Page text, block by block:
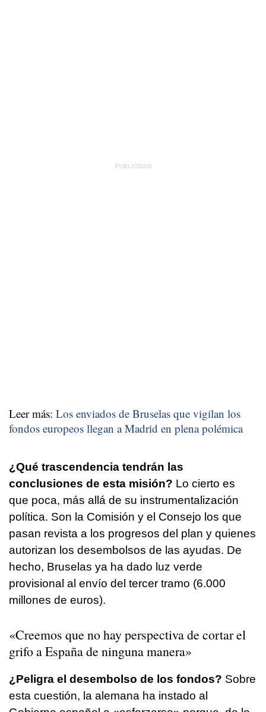
Leer más: Los enviados de Bruselas que vigilan los
fondos europeos llegan a Madrid en plena polémica
¿Qué trascendencia tendrán las
conclusiones de esta misión? Lo cierto es
que poca, más allá de su instrumentalización
política. Son la Comisión y el Consejo los que
pasan revista a los progresos del plan y quienes
autorizan los desembolsos de las ayudas. De
hecho, Bruselas ya ha dado luz verde
provisional al envío del tercer tramo (6.000
millones de euros).
«Creemos que no hay perspectiva de cortar el
grifo a España de ninguna manera»
¿Peligra el desembolso de los fondos? Sobre
esta cuestión, la alemana ha instado al